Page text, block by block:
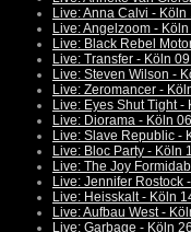
Live: Anna Calvi -
Live: Angelzoom -
Live: Black Rebel
Live: Transfer - Köln
Live: Steven Wilson -
Live: Zeromancer -
Live: Eyes Shut Tight -
Live: Diorama - Köln
Live: Slave Republic -
Live: Bloc Party - Köln
Live: The Joy
Live: Jennifer Rostock
Live: Heisskalt - Köln
Live: Aufbau West -
Live: Garbage - Köln